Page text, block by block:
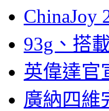
ChinaJoy
93g、搭
英偉達官
廣納四維